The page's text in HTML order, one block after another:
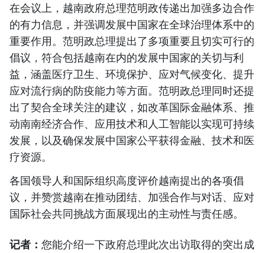
在会议上，越南政府总理范明政传递出加强多边合作
的有力信息，并强调发展中国家在全球治理体系中的
重要作用。范明政总理提出了多项重要且切实可行的
倡议，符合包括越南在内的发展中国家的关切与利
益，涵盖医疗卫生、环境保护、应对气候变化、提升
应对流行病的防疫能力等方面。范明政总理同时还提
出了契合全球关注的建议，如改革国际金融体系、推
动南南经济合作、应用技术和人工智能以实现可持续
发展，以及确保发展中国家公平获得金融、技术和医
疗资源。
各国领导人和国际组织高度评价越南提出的各项倡
议，并赞赏越南在推动团结、加强合作与对话、应对
国际社会共同挑战方面展现出的主动性与责任感。
记者： 您能介绍一下政府总理此次出访取得的突出成